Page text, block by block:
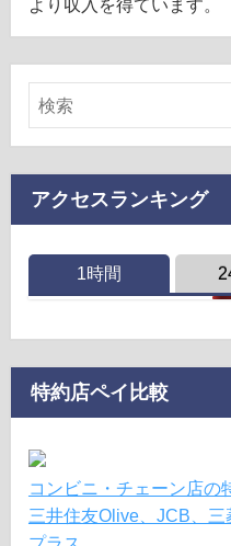
より収入を得ています。
アクセスランキング
1時間
特約店ペイ比較
コンビニ・チェーン店の
三井住友Olive、JCB、